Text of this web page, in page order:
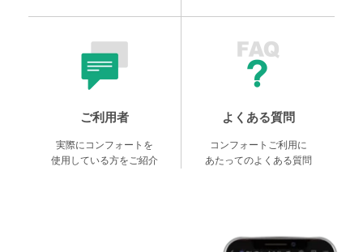
ご利用者
実際にコンフォートを
使用している方をご紹介
よくある質問
コンフォートご利用に
あたってのよくある質問